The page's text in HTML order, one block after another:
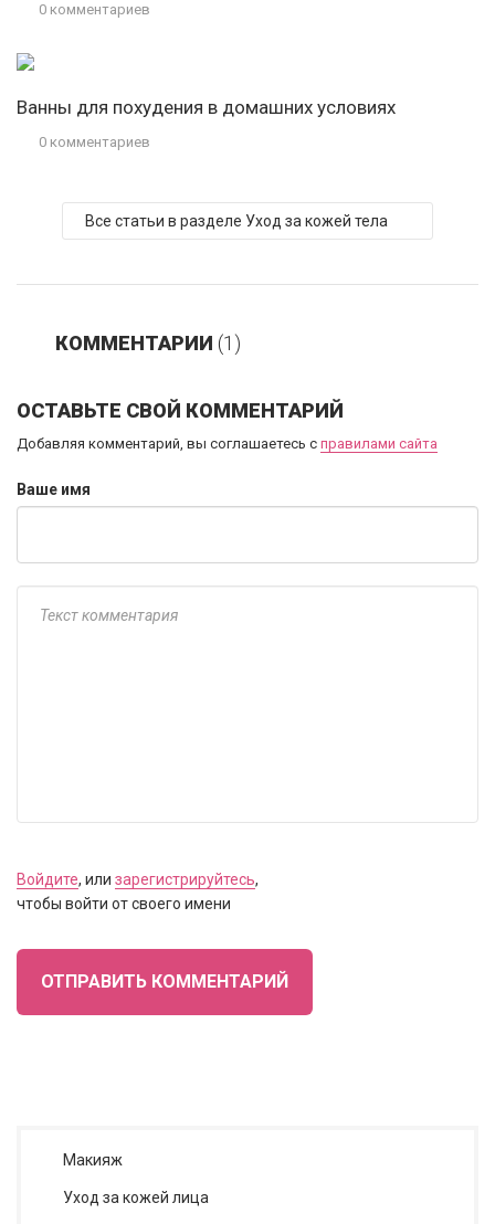
0 комментариев
Ванны для похудения в домашних условиях
0 комментариев
Все статьи в разделе Уход за кожей тела
КОММЕНТАРИИ (1)
ОСТАВЬТЕ СВОЙ КОММЕНТАРИЙ
Добавляя комментарий, вы соглашаетесь с правилами сайта
Ваше имя
Войдите, или зарегистрируйтесь,
чтобы войти от своего имени
ОТПРАВИТЬ КОММЕНТАРИЙ
Макияж
Уход за кожей лица